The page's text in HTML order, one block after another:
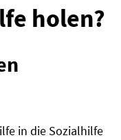
holen?
in die Sozialhilfe